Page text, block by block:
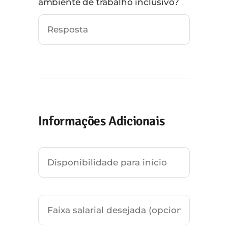
Informações Adicionais